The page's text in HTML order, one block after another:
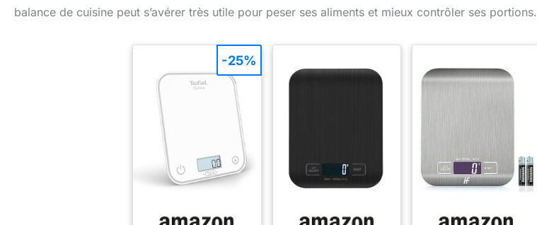
balance de cuisine peut s’avérer très utile pour peser ses aliments et mieux contrôler ses portions.
-25%